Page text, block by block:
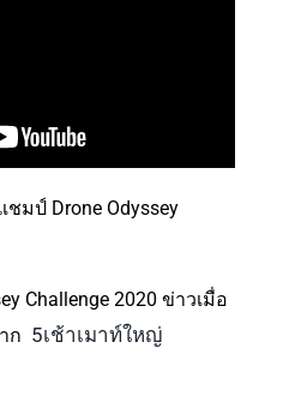
มป์ Drone Odyssey
Challenge 2020 ข่าวเมื่อ
ก 5เช้าเมาท์ใหญ่